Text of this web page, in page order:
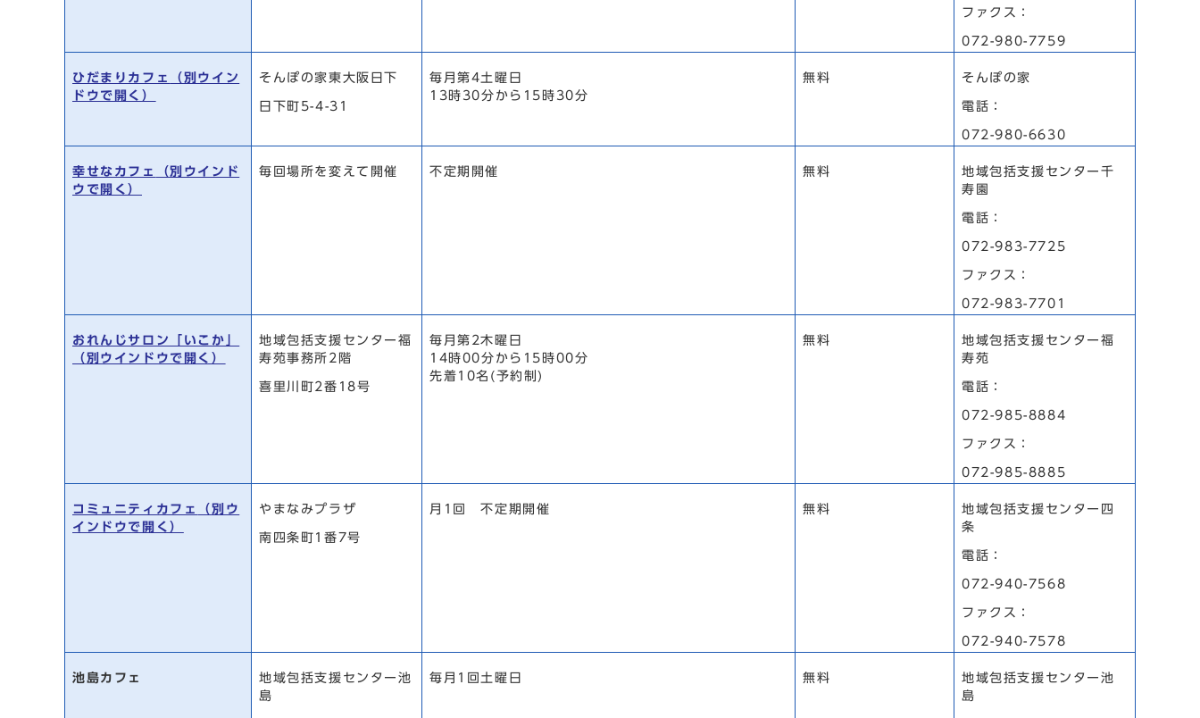
ファクス：
072-980-7759
ひだまりカフェ
（別ウイン
ドウで開く）
そんぽの家東大阪日下
日下町5-4-31
毎月第4土曜日
13時30分から15時30分
無料 そんぽの家
電話：
072-980-6630
幸せなカフェ
（別ウインド
ウで開く）
毎回場所を変えて開催 不定期開催 無料
地域包括支援センター千
寿園
電話：
072-983-7725
ファクス：
072-983-7701
おれんじサロン「いこか」
（別ウインドウで開く）
地域包括支援センター福
寿苑事務所2階
喜里川町2番18号
毎月第2木曜日
14時00分から15時00分
先着10名(予約制)
無料
地域包括支援センター福
寿苑
電話：
072-985-8884
ファクス：
072-985-8885
コミュニティカフェ
（別ウ
インドウで開く）
やまなみプラザ
南四条町1番7号
月1回 不定期開催 無料
地域包括支援センター四
条
電話：
072-940-7568
ファクス：
072-940-7578
池島カフェ
地域包括支援センター池
島
毎月1回土曜日 無料
地域包括支援センター池
島